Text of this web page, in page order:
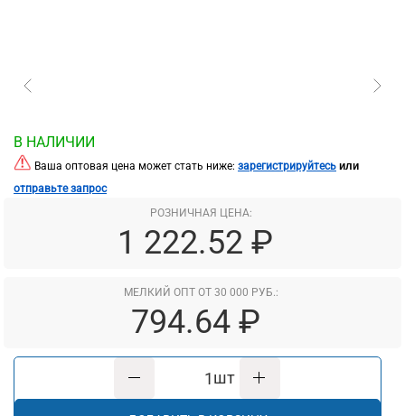
В НАЛИЧИИ
Ваша оптовая цена может стать ниже: зарегистрируйтесь или
отправьте запрос
РОЗНИЧНАЯ ЦЕНА:
1 222.52 ₽
МЕЛКИЙ ОПТ ОТ 30 000 РУБ.:
794.64 ₽
шт